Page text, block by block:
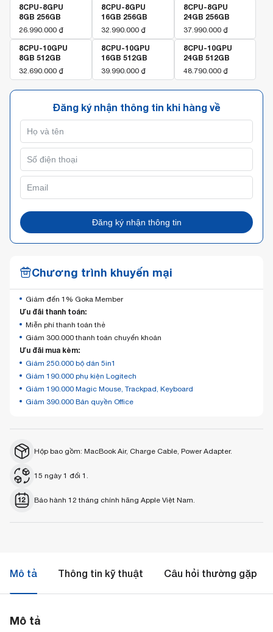
8CPU-8GPU
8GB 256GB
26.990.000 ₫
8CPU-8GPU
16GB 256GB
32.990.000 ₫
8CPU-8GPU
24GB 256GB
37.990.000 ₫
8CPU-10GPU
8GB 512GB
32.690.000 ₫
8CPU-10GPU
16GB 512GB
39.990.000 ₫
8CPU-10GPU
24GB 512GB
48.790.000 ₫
Đăng ký nhận thông tin khi hàng về
Đăng ký nhận thông tin
Chương trình khuyến mại
Giảm đến 1% Goka Member
Ưu đãi thanh toán:
Miễn phí thanh toán thẻ
Giảm 300.000 thanh toán chuyển khoản
Ưu đãi mua kèm:
Giảm 250.000 bộ dán 5in1
Giảm 190.000 phụ kiện Logitech
Giảm 190.000 Magic Mouse, Trackpad, Keyboard
Giảm 390.000 Bản quyền Office
Hộp bao gồm: MacBook Air, Charge Cable, Power Adapter.
15 ngày 1 đổi 1.
Bảo hành 12 tháng chính hãng Apple Việt Nam.
Mô tả Thông tin kỹ thuật Câu hỏi thường gặp
Mô tả